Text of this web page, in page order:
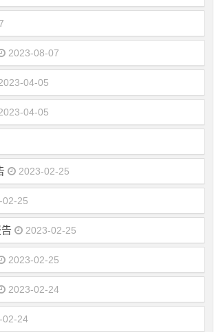
2023-08-07
04-05
04-05
2023-02-25
02-25
2023-02-25
2023-02-25
2023-02-24
02-24